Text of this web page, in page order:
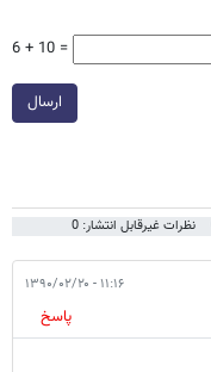
6 + 10 =
ارسال
نظرات غیرقابل انتشار: 0
۱۱:۱۶ - ۱۳۹۰/۰۲/۲۰
پاسخ